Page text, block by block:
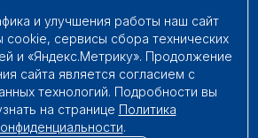
права защищены.
и улучшения работы наш сайт
cookie, сервисы сбора технических
и «Яндекс.Метрику». Продолжение
сайта является согласием с
технологий. Подробности вы
на странице Политика
.